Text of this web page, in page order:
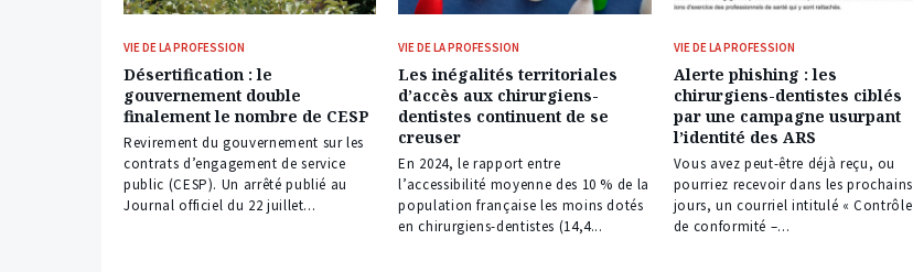
VIE DE LA PROFESSION
Désertification : le
gouvernement double
finalement le nombre de CESP
Revirement du gouvernement sur les
contrats d’engagement de service
public (CESP). Un arrêté publié au
Journal officiel du 22 juillet...
VIE DE LA PROFESSION
Les inégalités territoriales
d’accès aux chirurgiens-
dentistes continuent de se
creuser
En 2024, le rapport entre
l’accessibilité moyenne des 10 % de la
population française les moins dotés
en chirurgiens-dentistes (14,4...
VIE DE LA PROFESSION
Alerte phishing : les
chirurgiens-dentistes ciblés
par une campagne usurpant
l’identité des ARS
Vous avez peut-être déjà reçu, ou
pourriez recevoir dans les prochains
jours, un courriel intitulé « Contrôle
de conformité –...